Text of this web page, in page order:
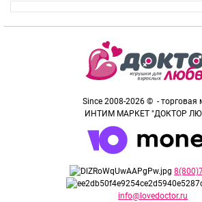
Since 2008-2026 © - торговая
ИНТИМ МАРКЕТ "ДОКТОР
info@lovedoctor.ru